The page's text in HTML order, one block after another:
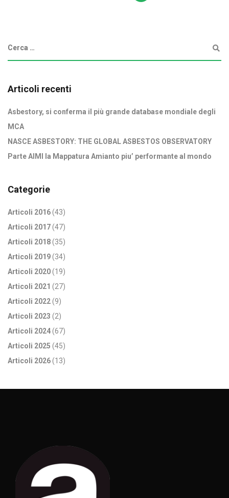
Articoli recenti
Asbestory, si conferma il più grande database mondiale degli
MCA
NASCE ASBESTORY: THE GLOBAL ASBESTOS OBSERVATORY
Parte AIMI la Mappatura Amianto piu’ performante al mondo
Categorie
Articoli 2016(43)
Articoli 2017(47)
Articoli 2018(35)
Articoli 2019(34)
Articoli 2020(19)
Articoli 2021 (27)
Articoli 2022(9)
Articoli 2023 (2)
Articoli 2024(67)
Articoli 2025 (45)
Articoli 2026(13)